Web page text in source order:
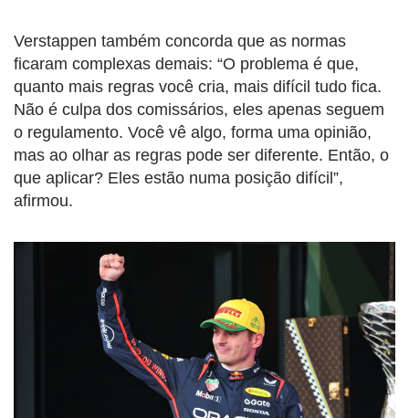
Verstappen também concorda que as normas
ficaram complexas demais: “O problema é que,
quanto mais regras você cria, mais difícil tudo fica.
Não é culpa dos comissários, eles apenas seguem
o regulamento. Você vê algo, forma uma opinião,
mas ao olhar as regras pode ser diferente. Então, o
que aplicar? Eles estão numa posição difícil”,
afirmou.